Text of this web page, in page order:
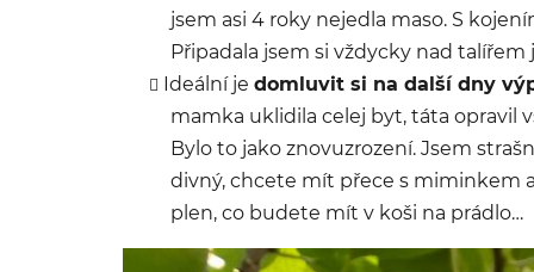
jsem asi 4 roky nejedla maso. S
Připadala jsem si vždycky nad
Ideální je domluvit si na další dny
mamka uklidila celej byt, táta opravil
Bylo to jako znovuzrození. Jsem
divný, chcete mít přece s miminkem
plen, co budete mít v koši na prádlo…